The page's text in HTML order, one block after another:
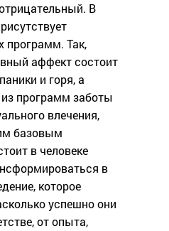
В
программ. Так,
аффект состоит
и горя, а
программ заботы
влечения,
базовым
в человеке
в
которое
успешно они
от опыта,